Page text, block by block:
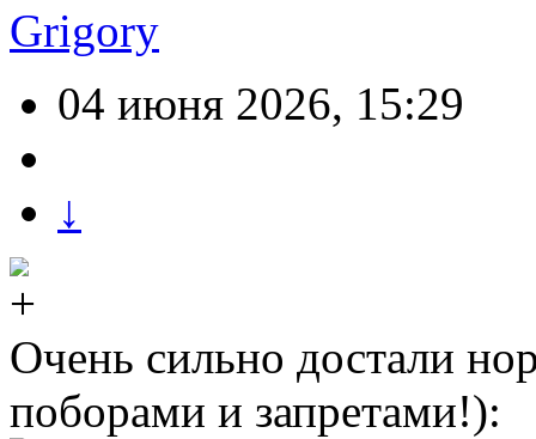
Grigory
04 июня 2026, 15:29
↓
Очень сильно достали
поборами и запретами!):